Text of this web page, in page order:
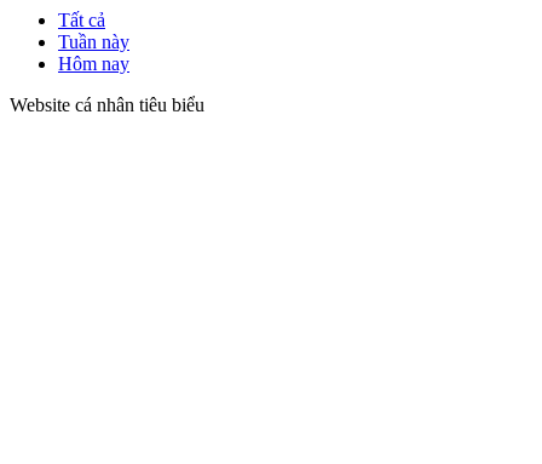
Tất cả
Tuần này
Hôm nay
Website cá nhân tiêu biểu